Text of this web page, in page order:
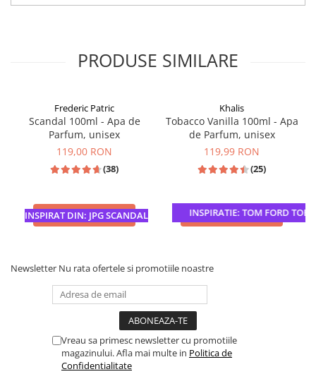
PRODUSE SIMILARE
INSPIRAT DIN: JPG SCANDAL
Frederic Patric
Scandal 100ml - Apa de
Parfum, unisex
119,00 RON
(38)
ADAUGA IN COS INSPIRATIE: TOM FORD
Khalis
Tobacco Vanilla 100ml - Apa
de Parfum, unisex
119,99 RON
(25)
ADAUGA IN COS
Newsletter Nu rata ofertele si promotiile noastre
Vreau sa primesc newsletter cu promotiile
magazinului. Afla mai multe in Politica de
Confidentialitate